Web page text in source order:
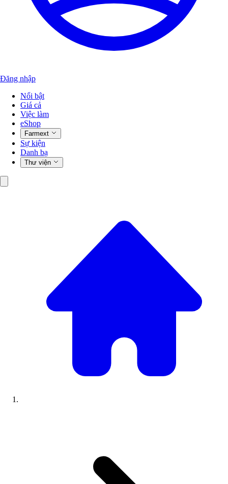
Đăng nhập
Nổi bật
Giá cả
Việc làm
eShop
Farmext
Sự kiện
Danh bạ
Thư viện